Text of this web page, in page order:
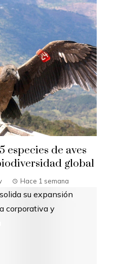
especies de aves
global
Hace 1 semana